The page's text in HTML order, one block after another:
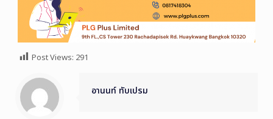
Post Views: 291
อานนท์ ทับเปรม